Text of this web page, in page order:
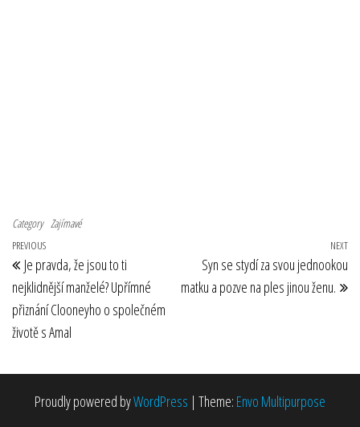
Category Zajímavé
Navigace pro příspěvek
Previous Post
PREVIOUS
Je pravda, že jsou to ti
nejklidnější manželé? Upřímné
přiznání Clooneyho o společném
životě s Amal
NEXT
Syn se stydí za svou jednookou
matku a pozve na ples jinou ženu.
Proudly powered byWordPress | Theme: Envo Multipurpose